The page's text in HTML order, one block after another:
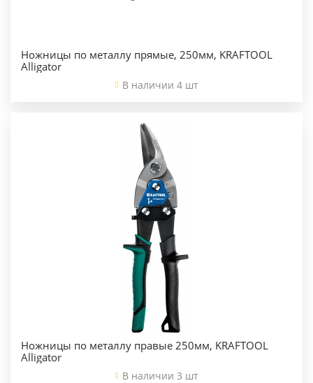
Ножницы по металлу прямые, 250мм, KRAFTOOL
Alligator
В наличии 4 шт
Ножницы по металлу правые 250мм, KRAFTOOL
Alligator
В наличии 3 шт